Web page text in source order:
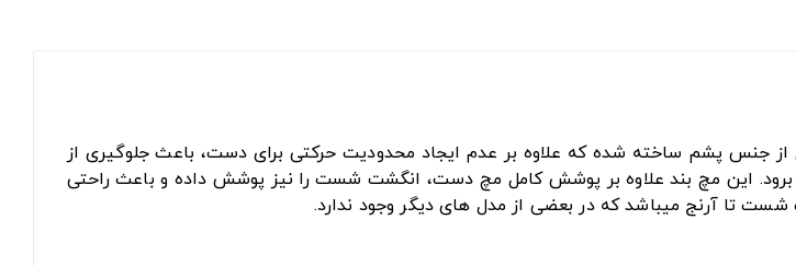
جنس پشم ساخته شده که علاوه بر عدم ایجاد محدودیت حرکتی برای دست، باعث جلوگیری از
برود. این مچ بند علاوه بر پوشش کامل مچ دست، انگشت شست را نیز پوشش داده و باعث راحتی
تا آرنج میباشد که در بعضی از مدل های دیگر وجود ندارد.